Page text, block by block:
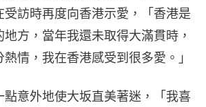
訪時再度向香港示愛，「香港是
方，當年我還未取得大滿貫時，
情，我在香港感受到很多愛。」
點意外地使大坂直美著迷，「我喜